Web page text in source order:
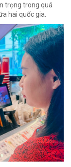
trọng trong quá
hai quốc gia.